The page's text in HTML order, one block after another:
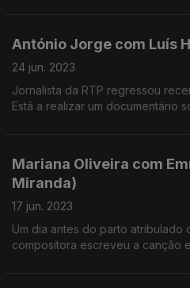
António Jorge com Luís
24 jun. 2023
Jornalista da RTP regressou
Está a realizar um documentário
Mariana Oliveira com
Miranda)
17 jun. 2023
Um dia antes do parto atribulado
compositora escreveu a canção